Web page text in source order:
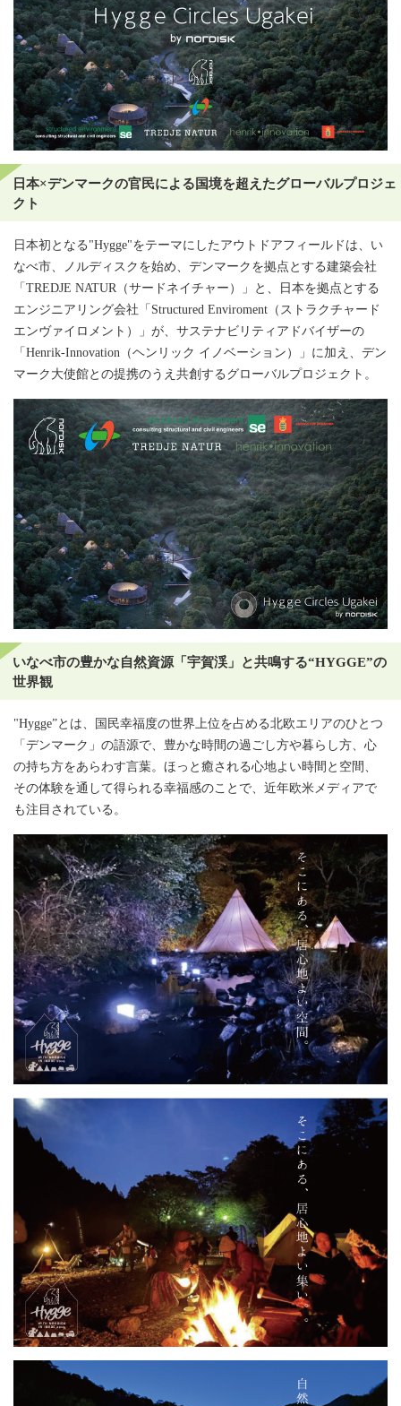
日本×デンマークの官民による国境を超えたグローバルプロジェ
クト
日本初となる"Hygge"をテーマにしたアウトドアフィールドは、い
なべ市、ノルディスクを始め、デンマークを拠点とする建築会社
「TREDJE NATUR（サードネイチャー）」と、日本を拠点とする
エンジニアリング会社「Structured Enviroment（ストラクチャード
エンヴァイロメント）」が、サステナビリティアドバイザーの
「Henrik-Innovation（ヘンリック イノベーション）」に加え、デン
マーク大使館との提携のうえ共創するグローバルプロジェクト。
いなべ市の豊かな自然資源「宇賀渓」と共鳴する“HYGGE”の
世界観
"Hygge”とは、国民幸福度の世界上位を占める北欧エリアのひとつ
「デンマーク」の語源で、豊かな時間の過ごし方や暮らし方、心
の持ち方をあらわす言葉。ほっと癒される心地よい時間と空間、
その体験を通して得られる幸福感のことで、近年欧米メディアで
も注目されている。